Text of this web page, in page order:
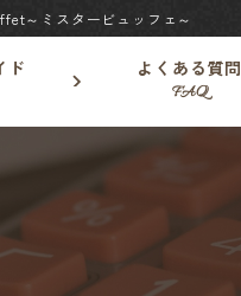
～ミスタービュッフェ～
ド よくある質問
FAQ